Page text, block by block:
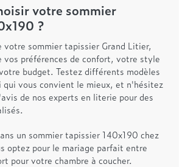
votre sommier
?
votre sommier tapissier Grand Litier,
vos préférences de confort, votre style
budget. Testez différents modèles
qui vous convient le mieux, et n'hésitez
de nos experts en literie pour des
un sommier tapissier 140x190 chez
optez pour le mariage parfait entre
pour votre chambre à coucher.